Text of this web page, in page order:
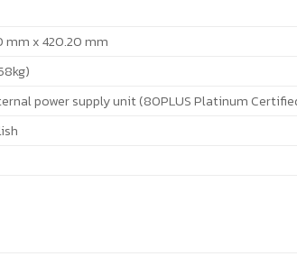
mm x 420.20 mm
power supply unit (80PLUS Platinum